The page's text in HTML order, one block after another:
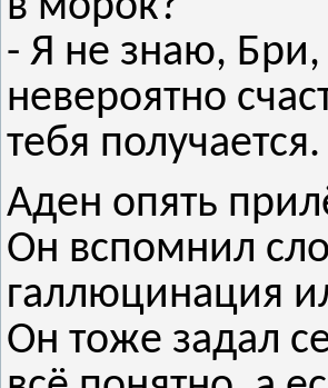
- Я не знаю, Бри,
невероятно
тебя получается.
Аден опять
Он вспомнил
галлюцинация
Он тоже задал